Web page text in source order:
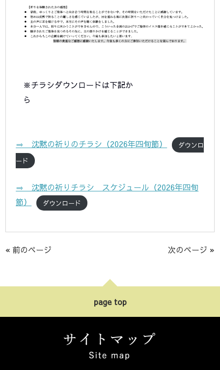
※チラシダウンロードは下記か
ら
⇒ 沈黙の祈りのチラシ（2026年四旬節）
ダウンロ
ード
⇒ 沈黙の祈りチラシ スケジュール（2026年四旬
節）
ダウンロード
« 前のページ 次のページ »
page top